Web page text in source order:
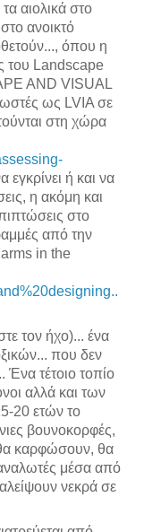
αιολικά στο
ανοικτό
όπου η
του Landscape
AND VISUAL
ως LVIA σε
στη χώρα
εγκρίνει ή και να
η ακόμη και
στο
από την
in the
τον ήχο)... ένα
που δεν
Ένα τέτοιο τοπίο
αλλά και των
20 ετών το
βουνοκορφές,
καρφώσουν, θα
μέσα από
νεκρά σε